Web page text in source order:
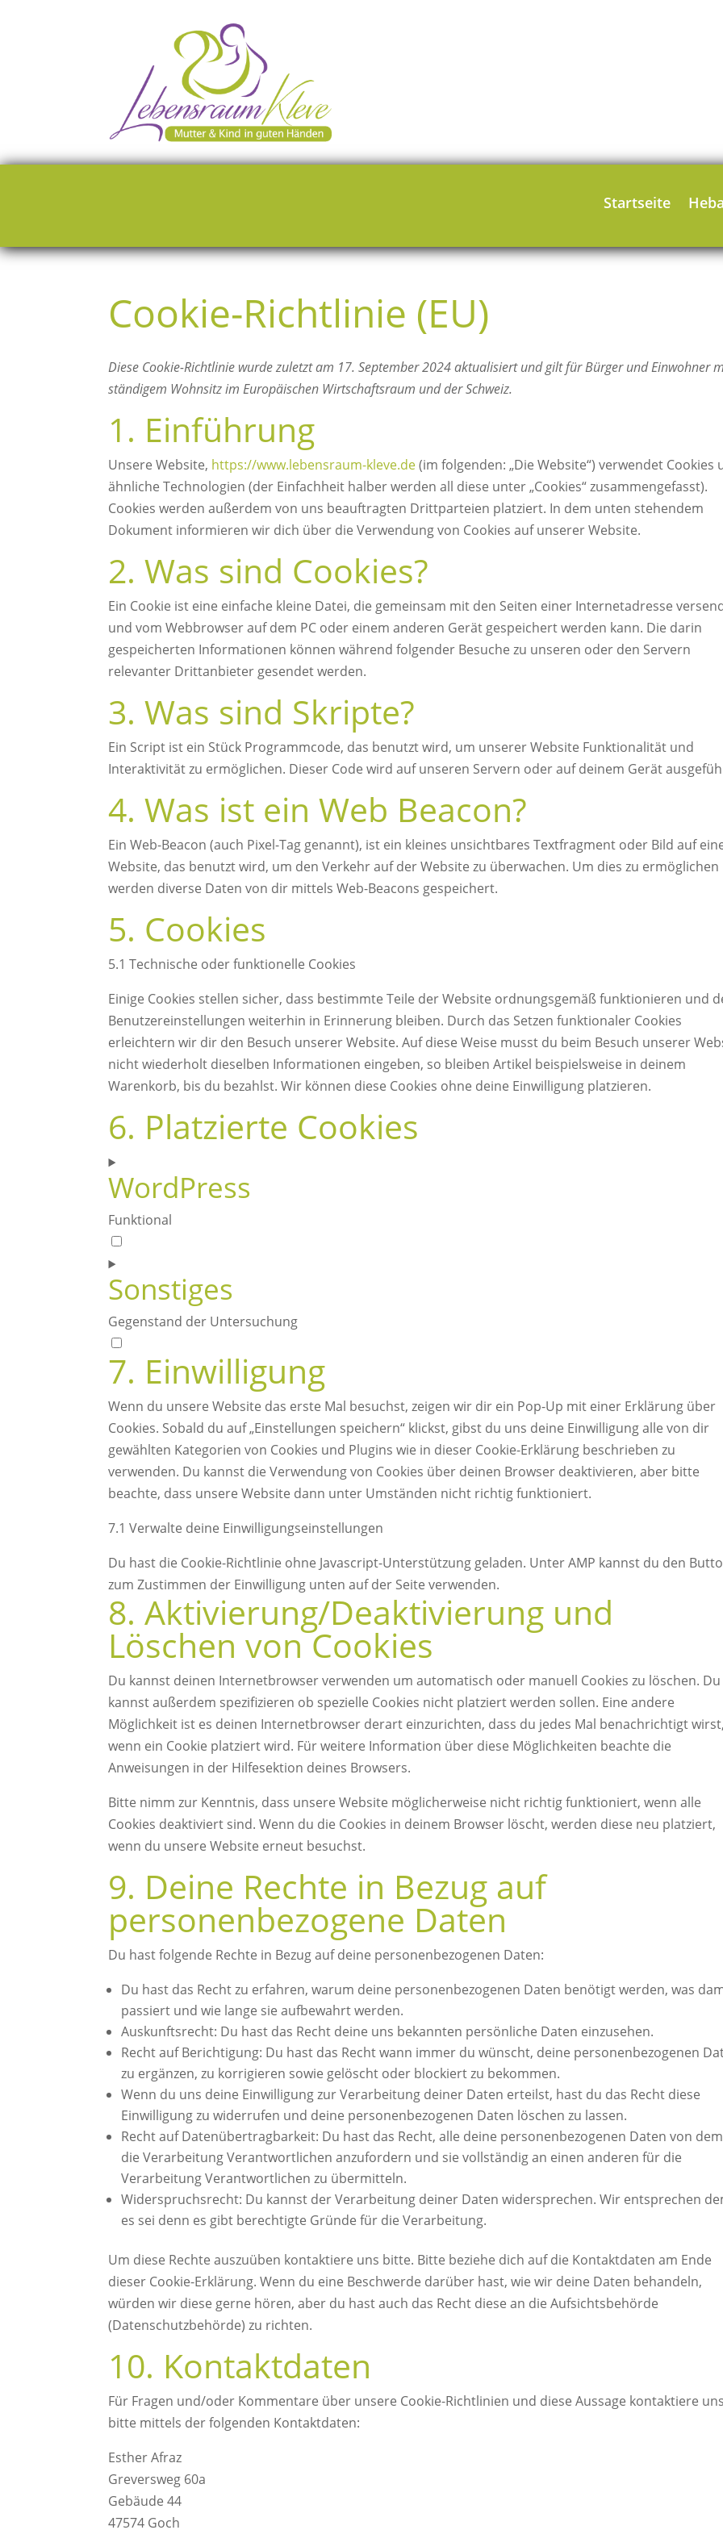
Startseite
Cookie-Richtlinie (EU)
Diese Cookie-Richtlinie wurde zuletzt am 17. September 2024 aktualisiert und gilt für Bürger und Einwohner
ständigem Wohnsitz im Europäischen Wirtschaftsraum und der Schweiz.
1. Einführung
Unsere Website, https://www.lebensraum-kleve.de(im folgenden: „Die Website“) verwendet Cookies
ähnliche Technologien (der Einfachheit halber werden all diese unter „Cookies“ zusammengefasst).
Cookies werden außerdem von uns beauftragten Drittparteien platziert. In dem unten stehendem
Dokument informieren wir dich über die Verwendung von Cookies auf unserer Website.
2. Was sind Cookies?
Ein Cookie ist eine einfache kleine Datei, die gemeinsam mit den Seiten einer Internetadresse
und vom Webbrowser auf dem PC oder einem anderen Gerät gespeichert werden kann. Die darin
gespeicherten Informationen können während folgender Besuche zu unseren oder den Servern
relevanter Drittanbieter gesendet werden.
3. Was sind Skripte?
Ein Script ist ein Stück Programmcode, das benutzt wird, um unserer Website Funktionalität und
Interaktivität zu ermöglichen. Dieser Code wird auf unseren Servern oder auf deinem Gerät
4. Was ist ein Web Beacon?
Ein Web-Beacon (auch Pixel-Tag genannt), ist ein kleines unsichtbares Textfragment oder Bild auf
Website, das benutzt wird, um den Verkehr auf der Website zu überwachen. Um dies zu ermöglichen
werden diverse Daten von dir mittels Web-Beacons gespeichert.
5. Cookies
5.1 Technische oder funktionelle Cookies
Einige Cookies stellen sicher, dass bestimmte Teile der Website ordnungsgemäß funktionieren und
Benutzereinstellungen weiterhin in Erinnerung bleiben. Durch das Setzen funktionaler Cookies
erleichtern wir dir den Besuch unserer Website. Auf diese Weise musst du beim Besuch unserer
nicht wiederholt dieselben Informationen eingeben, so bleiben Artikel beispielsweise in deinem
Warenkorb, bis du bezahlst. Wir können diese Cookies ohne deine Einwilligung platzieren.
6. Platzierte Cookies
WordPress
Funktional
Consent
to
service
Sonstiges
Gegenstand der Untersuchung
Consent
to
service
sonstiges
7. Einwilligung
Wenn du unsere Website das erste Mal besuchst, zeigen wir dir ein Pop-Up mit einer Erklärung über
Cookies. Sobald du auf „Einstellungen speichern“ klickst, gibst du uns deine Einwilligung alle von dir
gewählten Kategorien von Cookies und Plugins wie in dieser Cookie-Erklärung beschrieben zu
verwenden. Du kannst die Verwendung von Cookies über deinen Browser deaktivieren, aber bitte
beachte, dass unsere Website dann unter Umständen nicht richtig funktioniert.
7.1 Verwalte deine Einwilligungseinstellungen
Du hast die Cookie-Richtlinie ohne Javascript-Unterstützung geladen. Unter AMP kannst du den
zum Zustimmen der Einwilligung unten auf der Seite verwenden.
8. Aktivierung/Deaktivierung und
Löschen von Cookies
Du kannst deinen Internetbrowser verwenden um automatisch oder manuell Cookies zu löschen. Du
kannst außerdem spezifizieren ob spezielle Cookies nicht platziert werden sollen. Eine andere
Möglichkeit ist es deinen Internetbrowser derart einzurichten, dass du jedes Mal benachrichtigt
wenn ein Cookie platziert wird. Für weitere Information über diese Möglichkeiten beachte die
Anweisungen in der Hilfesektion deines Browsers.
Bitte nimm zur Kenntnis, dass unsere Website möglicherweise nicht richtig funktioniert, wenn alle
Cookies deaktiviert sind. Wenn du die Cookies in deinem Browser löscht, werden diese neu platziert,
wenn du unsere Website erneut besuchst.
9. Deine Rechte in Bezug auf
personenbezogene Daten
Du hast folgende Rechte in Bezug auf deine personenbezogenen Daten:
Du hast das Recht zu erfahren, warum deine personenbezogenen Daten benötigt werden, was
passiert und wie lange sie aufbewahrt werden.
Auskunftsrecht: Du hast das Recht deine uns bekannten persönliche Daten einzusehen.
Recht auf Berichtigung: Du hast das Recht wann immer du wünscht, deine personenbezogenen
zu ergänzen, zu korrigieren sowie gelöscht oder blockiert zu bekommen.
Wenn du uns deine Einwilligung zur Verarbeitung deiner Daten erteilst, hast du das Recht diese
Einwilligung zu widerrufen und deine personenbezogenen Daten löschen zu lassen.
Recht auf Datenübertragbarkeit: Du hast das Recht, alle deine personenbezogenen Daten von
die Verarbeitung Verantwortlichen anzufordern und sie vollständig an einen anderen für die
Verarbeitung Verantwortlichen zu übermitteln.
Widerspruchsrecht: Du kannst der Verarbeitung deiner Daten widersprechen. Wir entsprechen
es sei denn es gibt berechtigte Gründe für die Verarbeitung.
Um diese Rechte auszuüben kontaktiere uns bitte. Bitte beziehe dich auf die Kontaktdaten am Ende
dieser Cookie-Erklärung. Wenn du eine Beschwerde darüber hast, wie wir deine Daten behandeln,
würden wir diese gerne hören, aber du hast auch das Recht diese an die Aufsichtsbehörde
(Datenschutzbehörde) zu richten.
10. Kontaktdaten
Für Fragen und/oder Kommentare über unsere Cookie-Richtlinien und diese Aussage kontaktiere
bitte mittels der folgenden Kontaktdaten:
Esther Afraz
Greversweg 60a
Gebäude 44
47574 Goch